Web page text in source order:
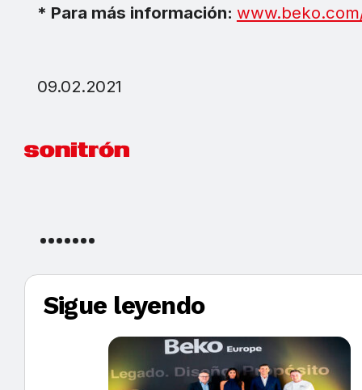
* Para más información:
09.02.2021
Sigue leyendo